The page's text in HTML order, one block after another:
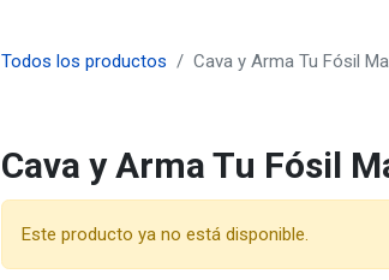
Todos los productos Cava y Arma Tu Fósil
Cava y Arma Tu Fósil
Este producto ya no está disponible.